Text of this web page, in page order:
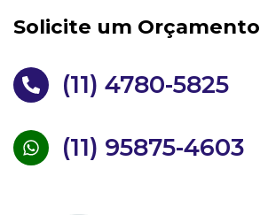
Solicite um Orçamento
(11) 4780-5825
(11) 95875-4603